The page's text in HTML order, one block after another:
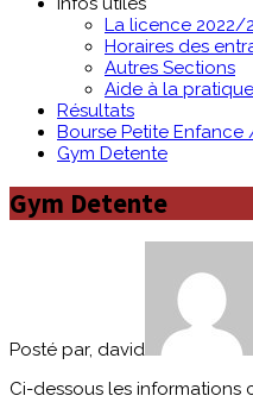
La licence 2022/
Horaires des
Autres Sections
Aide à la
Résultats
Bourse Petite Enfance
Gym Detente
Gym Detente
Posté par, david
Ci-dessous les